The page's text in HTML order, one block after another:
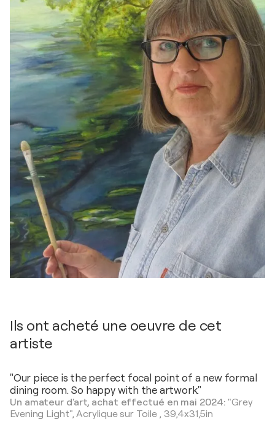
Ils ont acheté une oeuvre de cet
artiste
"Our piece is the perfect focal point of a new formal
dining room. So happy with the artwork."
Un amateur d'art, achat effectué en mai 2024: "Grey
Evening Light", Acrylique sur Toile, 39,4x31,5in